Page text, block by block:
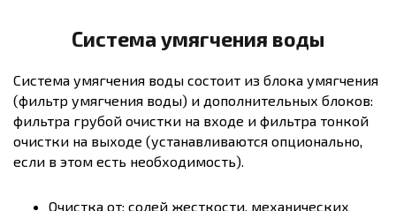
Система умягчения воды
Система умягчения воды состоит из блока умягчения
(фильтр умягчения воды) и дополнительных блоков:
фильтра грубой очистки на входе и фильтра тонкой
очистки на выходе (устанавливаются опционально,
если в этом есть необходимость).
Очистка от: солей жесткости, механических